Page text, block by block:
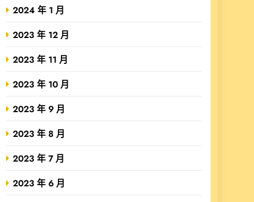
2024 年 1 月
2023 年 12 月
2023 年 11 月
2023 年 10 月
2023 年 9 月
2023 年 8 月
2023 年 7 月
2023 年 6 月